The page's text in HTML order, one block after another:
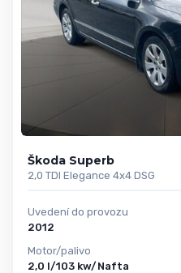
Škoda Superb
2,0 TDI Elegance 4x4 DSG
Uvedení do provozu
2012
Motor/palivo
2,0 l/103 kw/Nafta